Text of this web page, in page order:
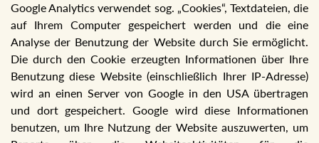
Google Analytics verwendet sog. „Cookies“, Textdateien, die
auf Ihrem Computer gespeichert werden und die eine
Analyse der Benutzung der Website durch Sie ermöglicht.
Die durch den Cookie erzeugten Informationen über Ihre
Benutzung diese Website (einschließlich Ihrer IP-Adresse)
wird an einen Server von Google in den USA übertragen
und dort gespeichert. Google wird diese Informationen
benutzen, um Ihre Nutzung der Website auszuwerten, um